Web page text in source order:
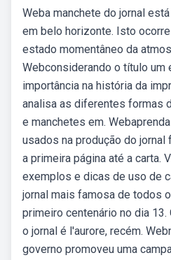
Weba manchete do jornal
em belo horizonte. Isto
estado momentâneo da
Webconsiderando o título um
importância na história da
analisa as diferentes formas
e manchetes em.
usados na produção do jornal
a primeira página até a carta.
exemplos e dicas de uso de
jornal mais famosa de todos
primeiro centenário no dia
o jornal é l'aurore, recém.
governo promoveu uma